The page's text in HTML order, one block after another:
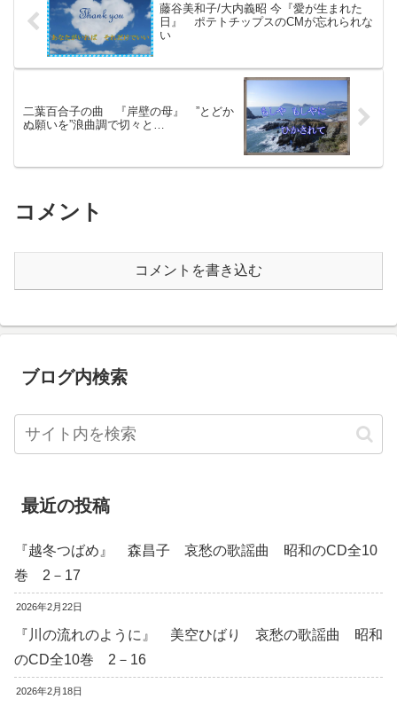
藤谷美和子/大内義昭 今『愛が生まれた
日』 ポテトチップスのCMが忘れられな
い
二葉百合子の曲 『岸壁の母』 ”とどか
ぬ願いを”浪曲調で切々と…
コメント
コメントを書き込む
ブログ内検索
最近の投稿
『越冬つばめ』 森昌子 哀愁の歌謡曲 昭和のCD全10
巻 2－17
2026年2月22日
『川の流れのように』 美空ひばり 哀愁の歌謡曲 昭和
のCD全10巻 2－16
2026年2月18日